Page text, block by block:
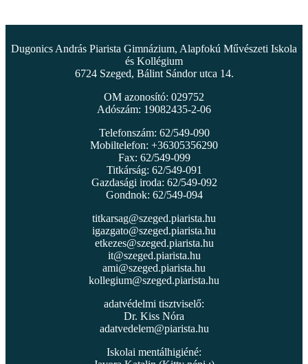
Dugonics András Piarista Gimnázium, Alapfokú Művészeti Iskola
és Kollégium
6724 Szeged, Bálint Sándor utca 14.
OM azonosító: 029752
Adószám: 19082435-2-06
Telefonszám: 62/549-090
Mobiltelefon: +36305356290
Fax: 62/549-099
Titkárság: 62/549-091
Gazdasági iroda: 62/549-092
Gondnok: 62/549-094
titkarsag@szeged.piarista.hu
igazgato@szeged.piarista.hu
etkezes@szeged.piarista.hu
it@szeged.piarista.hu
ami@szeged.piarista.hu
kollegium@szeged.piarista.hu
adatvédelmi tisztviselő:
Dr. Kiss Nóra
adatvedelem@piarista.hu
Iskolai mentálhigiéné: